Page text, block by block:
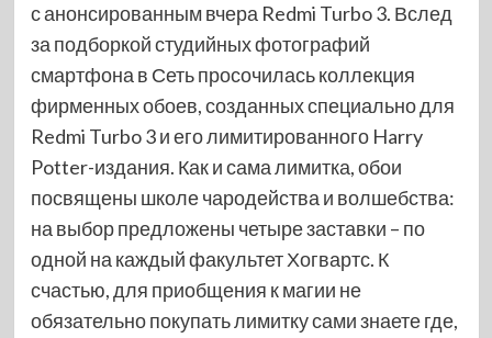
с анонсированным вчера Redmi Turbo 3. Вслед
за подборкой студийных фотографий
смартфона в Сеть просочилась коллекция
фирменных обоев, созданных специально для
Redmi Turbo 3 и его лимитированного Harry
Potter-издания. Как и сама лимитка, обои
посвящены школе чародейства и волшебства:
на выбор предложены четыре заставки – по
одной на каждый факультет Хогвартс. К
счастью, для приобщения к магии не
обязательно покупать лимитку сами знаете где,